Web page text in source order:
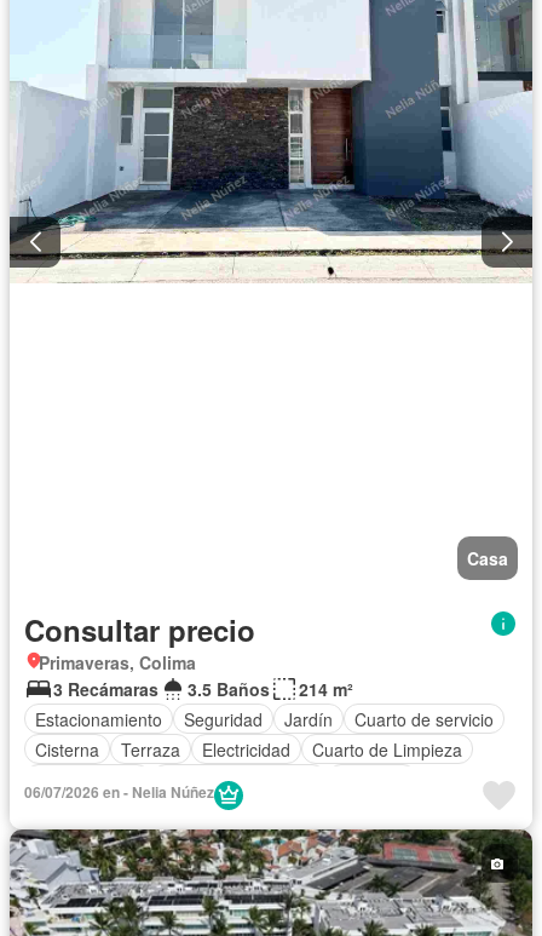
Casa
Consultar precio
Primaveras, Colima
3 Recámaras
3.5 Baños
214 m²
Estacionamiento
Seguridad Jardín
Cuarto de servicio
Cisterna
Terraza Electricidad
Cuarto de Limpieza
Caseta de vigilancia
Sin amueblar
06/07/2026 en - Nelia Núñez